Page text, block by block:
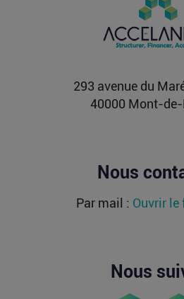
profil et comment
La France sélectionne
2026 les futurs participants
Lire la suite293 avenue du
40000 Mont-
Nous
Par mail : Ouvrir
Nous